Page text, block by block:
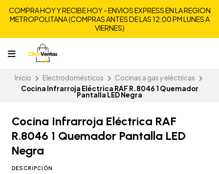
COMPRA HOY Y RECIBE HOY - ENVIOS EXPRESS EN LA REGION
METROPOLITANA (COMPRAS ANTES DE LAS 12:00 PM LUNES A
VIERNES)
Inicio Electrodomésticos
Cocinas a gas y eléctricas
Cocina Infrarroja Eléctrica RAF R.8046 1 Quemador
Pantalla LED Negra
Cocina Infrarroja Eléctrica RAF
R.8046 1 Quemador Pantalla LED
Negra
DESCRIPCIÓN